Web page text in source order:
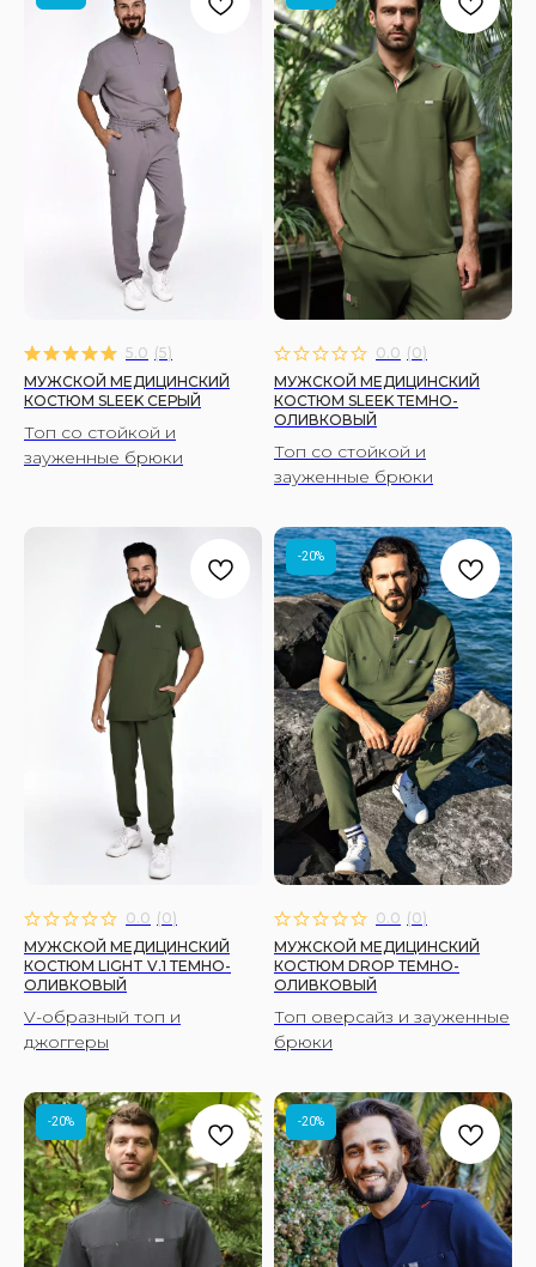
5.0 (5)
МУЖСКОЙ МЕДИЦИНСКИЙ
КОСТЮМ SLEEK СЕРЫЙ
Топ со стойкой и
зауженные брюки
0.0 (0)
МУЖСКОЙ МЕДИЦИНСКИЙ
КОСТЮМ SLEEK ТЕМНО-
ОЛИВКОВЫЙ
Топ со стойкой и
зауженные брюки
0.0 (0)
МУЖСКОЙ МЕДИЦИНСКИЙ
КОСТЮМ LIGHT V.1 ТЕМНО-
ОЛИВКОВЫЙ
V-образный топ и
джоггеры
-20%
0.0 (0)
МУЖСКОЙ МЕДИЦИНСКИЙ
КОСТЮМ DROP ТЕМНО-
ОЛИВКОВЫЙ
Топ оверсайз и зауженные
брюки
-20% -20%